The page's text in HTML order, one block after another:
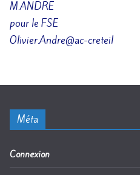
M.ANDRE
pour le FSE
Olivier.Andre@ac-creteil
Méta
Connexion